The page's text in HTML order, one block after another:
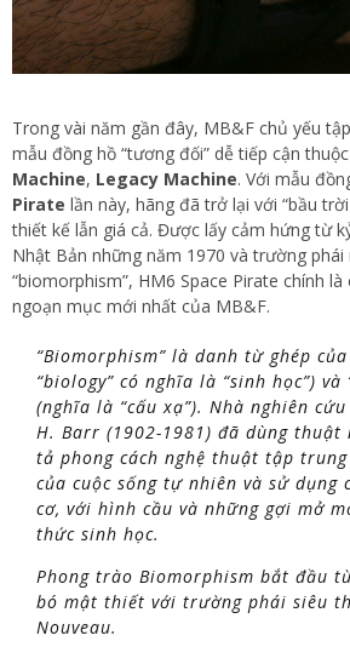
Trong vài năm gần đây, MB&F chủ yếu
mẫu đồng hồ “tương đối” dễ tiếp cận
Machine, Legacy Machine. Với mẫu
Pirate lần này, hãng đã trở lại với “bầu
thiết kế lẫn giá cả. Được lấy cảm hứng từ
Nhật Bản những năm 1970 và trường phái
“biomorphism”, HM6 Space Pirate chính
ngoạn mục mới nhất của MB&F.
“Biomorphism” là danh từ ghép
“biology” có nghĩa là “sinh học”) và
(nghĩa là “cấu xạ”). Nhà nghiên
H. Barr (1902-1981) đã dùng thuật
tả phong cách nghệ thuật tập
của cuộc sống tự nhiên và sử dụng
cơ, với hình cầu và những gợi mở
thức sinh học.
Phong trào Biomorphism bắt đầu
bó mật thiết với trường phái siêu
Nouveau.